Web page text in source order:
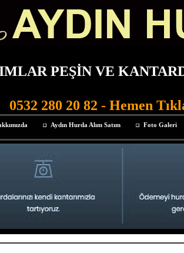
PEŞİN VE
0532 280 20 82 - Hemen
Aydın Hurda Alım Satım Foto Galeri